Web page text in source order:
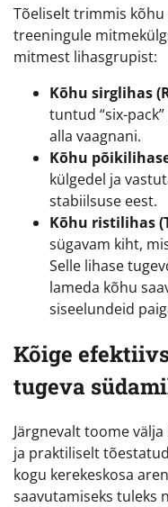
Tõeliselt trimmis kõhu
treeningule
mitmest lihasgrupist:
Kõhu sirglihas
tuntud “six-
alla vaagnani.
Kõhu
külgedel ja
stabiilsuse eest.
Kõhu ristilihas
sügavam kiht,
Selle lihase
lameda kõhu
siseelundeid
Kõige
tugeva
Järgnevalt toome
ja praktiliselt
kogu kerekeskosa
saavutamiseks tuleks